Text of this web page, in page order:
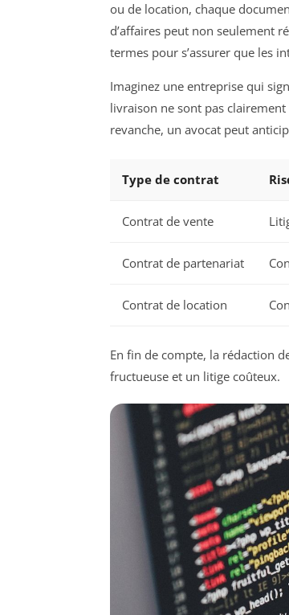
ou de location, chaque
d’affaires peut non seulement
termes pour s’assurer que les
Imaginez une entreprise qui
livraison ne sont pas
revanche, un avocat peut
Type de contrat
Contrat de vente
Contrat de partenariat
Contrat de location
En fin de compte, la rédaction
fructueuse et un litige coûteux.